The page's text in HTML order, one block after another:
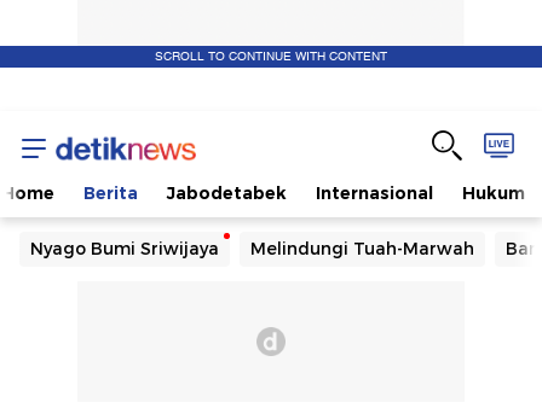
SCROLL TO CONTINUE WITH CONTENT
Home Berita Jabodetabek Internasional Hukum
Nyago Bumi Sriwijaya Melindungi Tuah-Marwah